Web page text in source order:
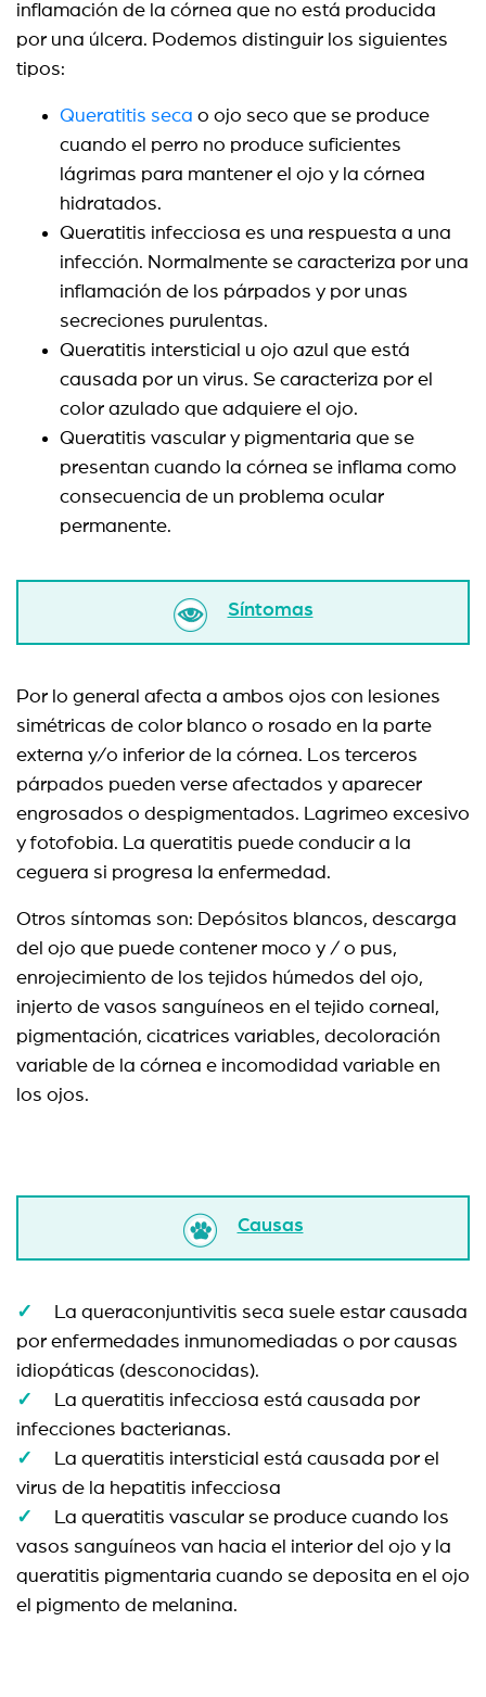
inflamación de la córnea que no está producida
por una úlcera. Podemos distinguir los siguientes
tipos:
Queratitis seca o ojo seco que se produce
cuando el perro no produce suficientes
lágrimas para mantener el ojo y la córnea
hidratados.
Queratitis infecciosa es una respuesta a una
infección. Normalmente se caracteriza por una
inflamación de los párpados y por unas
secreciones purulentas.
Queratitis intersticial u ojo azul que está
causada por un virus. Se caracteriza por el
color azulado que adquiere el ojo.
Queratitis vascular y pigmentaria que se
presentan cuando la córnea se inflama como
consecuencia de un problema ocular
permanente.
Síntomas
Por lo general afecta a ambos ojos con lesiones
simétricas de color blanco o rosado en la parte
externa y/o inferior de la córnea. Los terceros
párpados pueden verse afectados y aparecer
engrosados o despigmentados. Lagrimeo excesivo
y fotofobia. La queratitis puede conducir a la
ceguera si progresa la enfermedad.
Otros síntomas son: Depósitos blancos, descarga
del ojo que puede contener moco y / o pus,
enrojecimiento de los tejidos húmedos del ojo,
injerto de vasos sanguíneos en el tejido corneal,
pigmentación, cicatrices variables, decoloración
variable de la córnea e incomodidad variable en
los ojos.
Causas
La queraconjuntivitis seca suele estar causada
por enfermedades inmunomediadas o por causas
idiopáticas (desconocidas).
La queratitis infecciosa está causada por
infecciones bacterianas.
La queratitis intersticial está causada por el
virus de la hepatitis infecciosa
La queratitis vascular se produce cuando los
vasos sanguíneos van hacia el interior del ojo y la
queratitis pigmentaria cuando se deposita en el ojo
el pigmento de melanina.